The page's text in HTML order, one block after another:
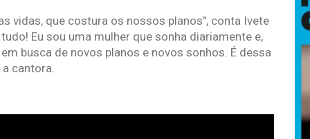
vidas, que costura os nossos planos", conta Ivete
Eu sou uma mulher que sonha diariamente e,
busca de novos planos e novos sonhos. É dessa
cantora.